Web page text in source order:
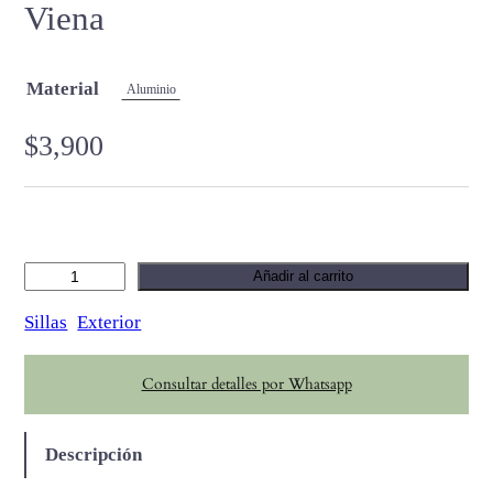
Viena
Material Aluminio
$3,900
e
n
c
n
Añadir al carrito
Sillas Exterior
Consultar detalles por Whatsapp
Descripción